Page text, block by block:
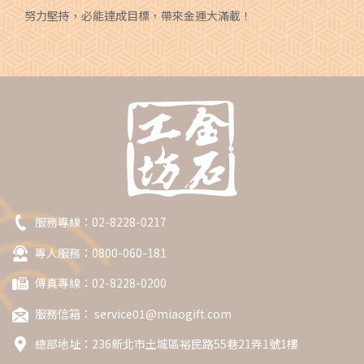
努力堅持，必能達成目標，帶來金運大滿載！
服務專線： 02-8228-0217
專人服務：0800-060-181
傳真專線：02-8228-0200
服務信箱： service01@miaogift.com
總部地址： 236新北市土城區裕民路55巷21弄1號1樓